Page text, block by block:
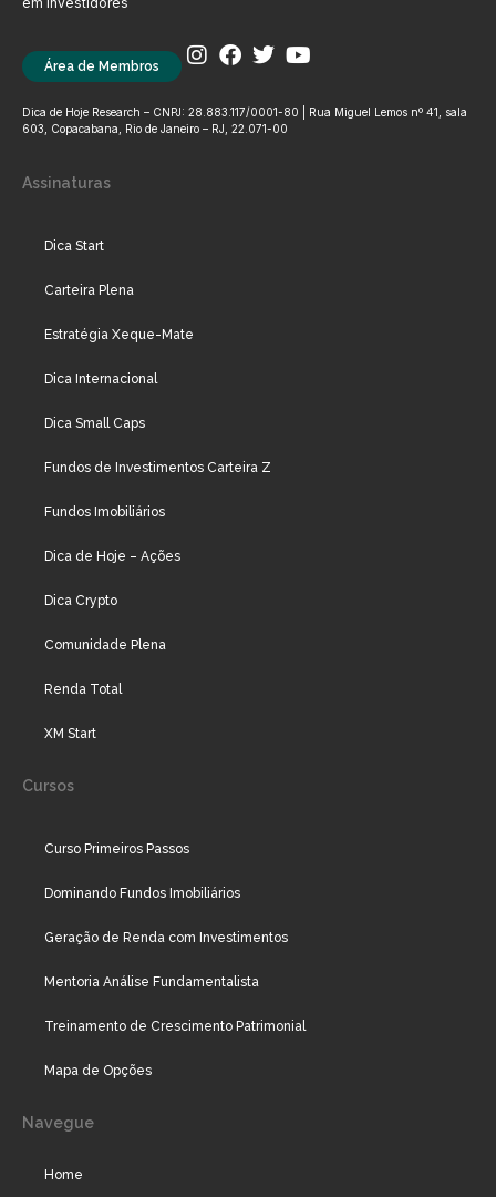
Área de Membros
Dica de Hoje Research – CNPJ: 28.883.117/0001-80 | Rua Miguel Lemos nº 41, sala
603, Copacabana, Rio de Janeiro – RJ, 22.071-00
Assinaturas
Dica Start
Carteira Plena
Estratégia Xeque-Mate
Dica Internacional
Dica Small Caps
Fundos de Investimentos Carteira Z
Fundos Imobiliários
Dica de Hoje – Ações
Dica Crypto
Comunidade Plena
Renda Total
XM Start
Cursos
Curso Primeiros Passos
Dominando Fundos Imobiliários
Geração de Renda com Investimentos
Mentoria Análise Fundamentalista
Treinamento de Crescimento Patrimonial
Mapa de Opções
Navegue
Home